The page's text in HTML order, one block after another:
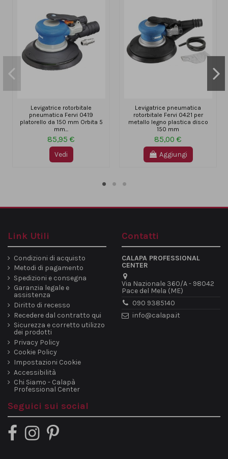
Levigatrice rotorbitale
pneumatica Fervi 0419
platorello da 150 mm Orbita 5
mm...
85,95 €
Vedi
Levigatrice pneumatica
rotorbitale Fervi 0421 per
metallo legno plastica disco
150 mm
85,00 €
Aggiungi
Link Utili
Condizioni di acquisto
Metodi di pagamento
Spedizioni e consegna
Garanzia legale e
assistenza
Diritto di recesso
Recedere dal contratto qui
Sicurezza e corretto utilizzo
dei prodotti
Privacy Policy
Cookie Policy
Impostazioni Cookie
Accessibilità
Chi Siamo - Calapà
Professional Center
Contatti
CALAPA PROFESSIONAL
CENTER
Via Nazionale 360/A - 98042
Pace del Mela (ME)
090 9385140
info@calapa.it
Seguici sui social